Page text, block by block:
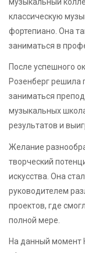
музыкальный
классическую
фортепиано. Она
заниматься в
После успешного
Розенберг решила
заниматься
музыкальных
результатов и
Желание
творческий
искусства. Она
руководителем
проектов, где
полной мере.
На данный момент